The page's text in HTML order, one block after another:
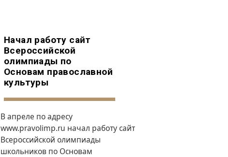
Начал работу сайт
Всероссийской
олимпиады по
Основам православной
культуры
В апреле по адресу
www.pravolimp.ru начал работу сайт
Всероссийской олимпиады
школьников по Основам